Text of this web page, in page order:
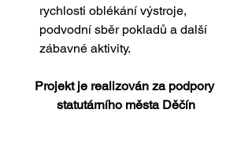
rychlosti oblékání výstroje,
podvodní sběr pokladů a další
zábavné aktivity.
Projekt je realizován za podpory
statutárního města Děčín